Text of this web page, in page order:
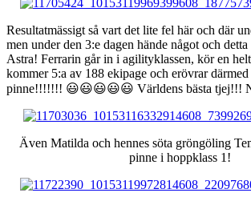
Resultatmässigt så vart det lite fel här och där
men under den 3:e dagen hände något och
Astra! Ferrarin går in i agilityklassen, kör en
kommer 5:a av 188 ekipage och erövrar
pinne!!!!!!! 😃😃😃😃😃 Världens bästa tjej!!!
Även Matilda och hennes söta gröngöling
pinne i hoppklass 1!